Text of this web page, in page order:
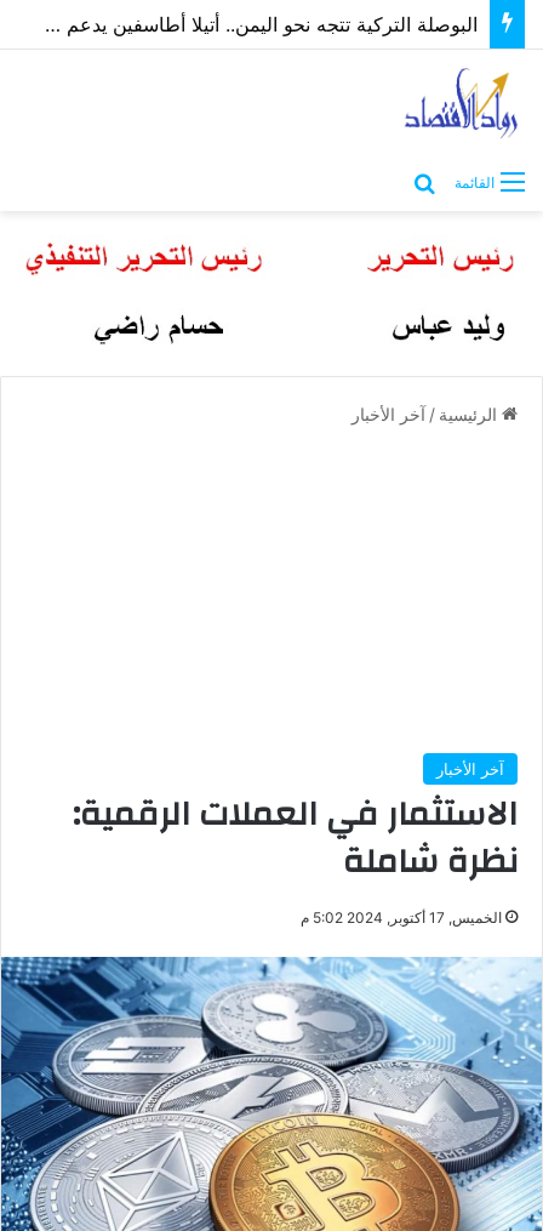
الطراونة يدعو الحكومة لدمج “المركز الوطني للأوبئة” بوزارة الصحة لتوحيد الجهود وإنهاء الازدواجية
القائمة
الرئيسية / آخر الأخبار
آخر الأخبار
الاستثمار في العملات الرقمية:
نظرة شاملة
الخميس, 17 أكتوبر, 2024 5:02 م